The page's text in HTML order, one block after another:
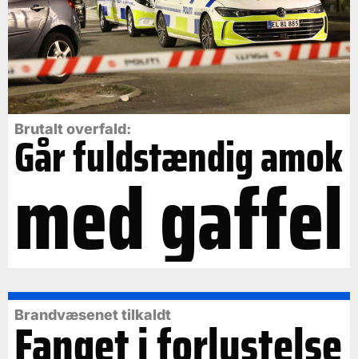
Brutalt overfald:
Går fuldstændig amok
med gaffel
Brandvæsenet tilkaldt